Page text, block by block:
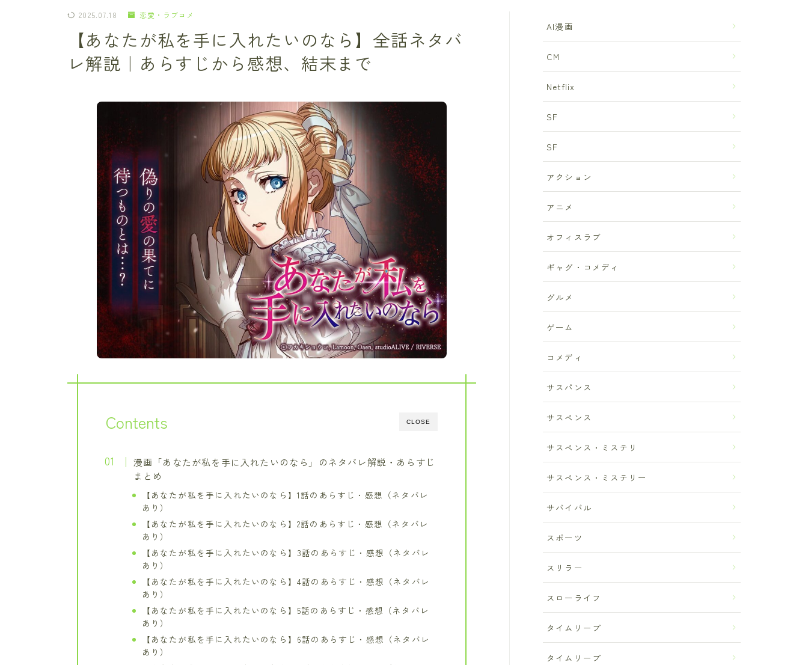
2025.07.18 恋愛・ラブコメ
【あなたが私を手に入れたいのなら】全話ネタバ
レ解説｜あらすじから感想、結末まで
CLOSE
Contents
漫画「あなたが私を手に入れたいのなら」のネタバレ解説・あらすじ
まとめ
【あなたが私を手に入れたいのなら】︎1話のあらすじ・感想（ネタバレ
あり）
【あなたが私を手に入れたいのなら】︎2話のあらすじ・感想（ネタバレ
あり）
【あなたが私を手に入れたいのなら】︎3話のあらすじ・感想（ネタバレ
あり）
【あなたが私を手に入れたいのなら】︎4話のあらすじ・感想（ネタバレ
あり）
【あなたが私を手に入れたいのなら】︎5話のあらすじ・感想（ネタバレ
あり）
【あなたが私を手に入れたいのなら】︎6話のあらすじ・感想（ネタバレ
あり）
AI漫画
CM
Netflix
SF
SF
アクション
アニメ
オフィスラブ
ギャグ・コメディ
グルメ
ゲーム
コメディ
サスパンス
サスペンス
サスペンス・ミステリ
サスペンス・ミステリー
サバイバル
スポーツ
スリラー
スローライフ
タイムリープ
タイムリープ